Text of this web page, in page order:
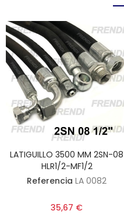
LATIGUILLO 3500 MM 2SN-08
HLR1/2-MF1/2
Referencia LA 0082
35,67 €